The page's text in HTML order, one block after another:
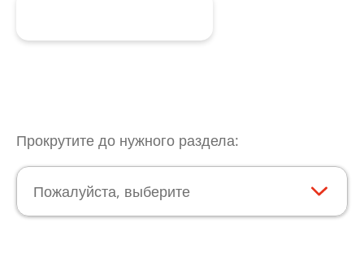
Прокрутите до нужного раздела:
Пожалуйста, выберите